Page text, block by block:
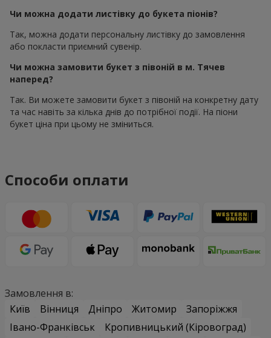
Чи можна додати листівку до букета піонів?
Так, можна додати персональну листівку до замовлення
або покласти приємний сувенір.
Чи можна замовити букет з півоній в м. Тячев
наперед?
Так. Ви можете замовити букет з півоній на конкретну дату
та час навіть за кілька днів до потрібної події. На піони
букет ціна при цьому не зміниться.
Способи оплати
Замовлення в:
Київ
Вінниця Дніпро Житомир
Запоріжжя
Івано-Франківськ
Кропивницький (Кіровоград)